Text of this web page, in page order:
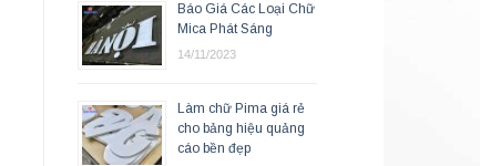
Báo Giá Các Loại Chữ
Mica Phát Sáng
14/11/2023
Làm chữ Pima giá rẻ
cho bảng hiệu quảng
cáo bền đẹp